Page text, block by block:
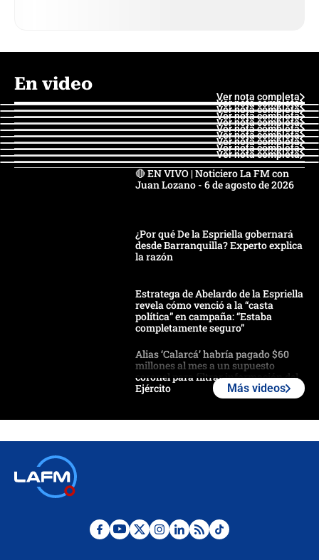
En video
Ver nota completa
Ver nota completa
Ver nota completa
Ver nota completa
Ver nota completa
Ver nota completa
Ver nota completa
Ver nota completa
Ver nota completa
Ver nota completa
🔴 EN VIVO | Noticiero La FM con
Juan Lozano - 6 de agosto de 2026
¿Por qué De la Espriella gobernará
desde Barranquilla? Experto explica
la razón
Estratega de Abelardo de la Espriella
revela cómo venció a la “casta
política” en campaña: “Estaba
completamente seguro”
Alias ‘Calarcá’ habría pagado $60
millones al mes a un supuesto
coronel para filtrar información del
Ejército
Ministro de Defensa no descarta el
Más videos